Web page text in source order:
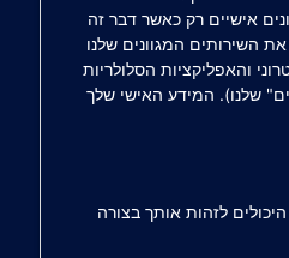
אישיים רק כאשר דבר זה
השירותים המגוונים שלנו
והאפליקציות הסלולריות
שלנו). המידע האישי שלך
לזהות אותך בצורה